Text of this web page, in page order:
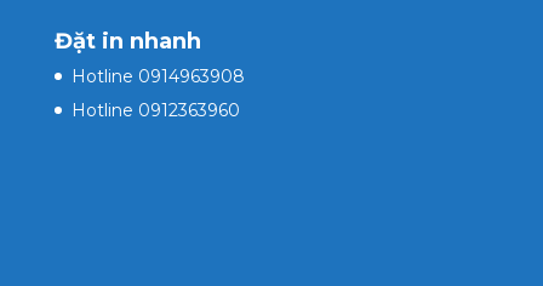
Đặt in nhanh
Hotline 0914963908
Hotline 0912363960